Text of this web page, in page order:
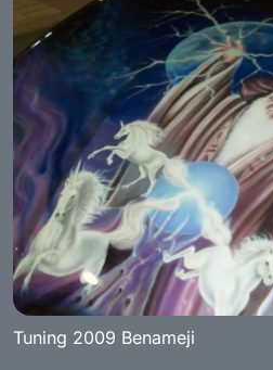
Tuning 2009 Benameji